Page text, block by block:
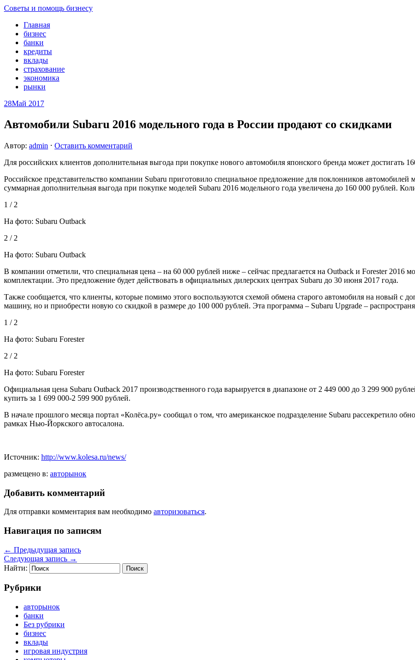
Советы и помощь бизнесу
Главная
бизнес
банки
кредиты
вклады
страхование
экономика
рынки
28Май 2017
Автомобили Subaru 2016 модельного года в России продают со скидками
Автор: admin ⋅ Оставить комментарий
Для российских клиентов дополнительная выгода при покупке нового автомобиля японского бренда может достигать
Российское представительство компании Subaru приготовило специальное предложение для поклонников автомобилей
суммарная дополнительная выгода при покупке моделей Subaru 2016 модельного года увеличена до 160 000 рублей.
1 / 2
На фото: Subaru Outback
2 / 2
На фото: Subaru Outback
В компании отметили, что специальная цена – на 60 000 рублей ниже – сейчас предлагается на Outback и Forester 2016
комплектации. Это предложение будет действовать в официальных дилерских центрах Subaru до 30 июня 2017 года.
Также сообщается, что клиенты, которые помимо этого воспользуются схемой обмена старого автомобиля на новый с
машину, но и приобрести новую со скидкой в размере до 100 000 рублей. Эта программа – Subaru Upgrade –
1 / 2
На фото: Subaru Forester
2 / 2
На фото: Subaru Forester
Официальная цена Subaru Outback 2017 производственного года варьируется в диапазоне от 2 449 000 до 3 299 900
купить за 1 699 000-2 599 900 рублей.
В начале прошлого месяца портал «Колёса.ру» сообщал о том, что американское подразделение Subaru рассекретило
рамках Нью-Йоркского автосалона.
Источник: http://www.kolesa.ru/news/
размещено в: авторынок
Добавить комментарий
Для отправки комментария вам необходимо авторизоваться.
Навигация по записям
← Предыдущая запись
Следующая запись →
Найти:
Рубрики
авторынок
банки
Без рубрики
бизнес
вклады
игровая индустрия